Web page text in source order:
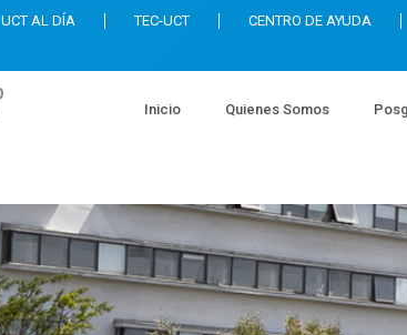
UCT AL DÍA TEC-UCT CENTRO DE AYUDA
Inicio Quienes Somos